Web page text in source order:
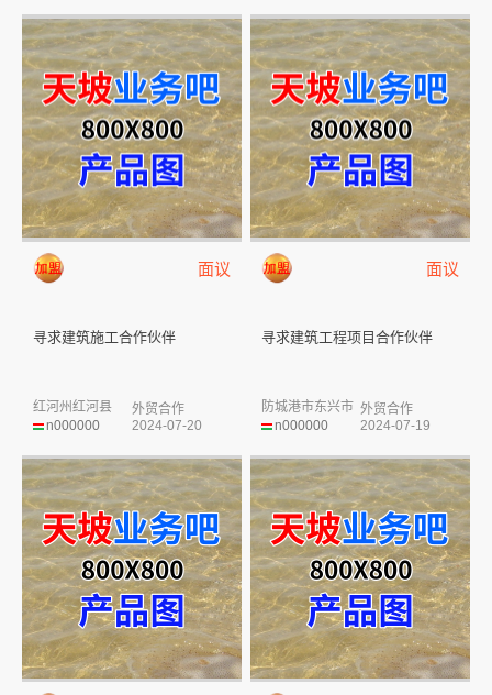
面议
寻求建筑施工合作伙伴
n000000
红河州红河县
外贸合作
2024-07-20
面议
寻求建筑工程项目合作伙伴
n000000
防城港市东兴市 外贸合作
2024-07-19